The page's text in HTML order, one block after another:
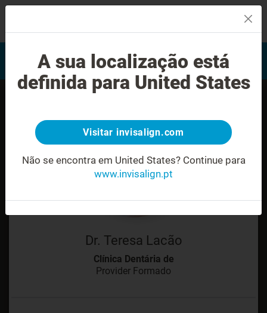
Avaliação do sorriso
Encontrar um Invisalign
provider
Dr. Teresa Lacão
Clínica Dentária de
Provider Formado
A sua localização está
definida para United States
Visitar invisalign.com
Não se encontra em United States? Continue para
www.invisalign.pt